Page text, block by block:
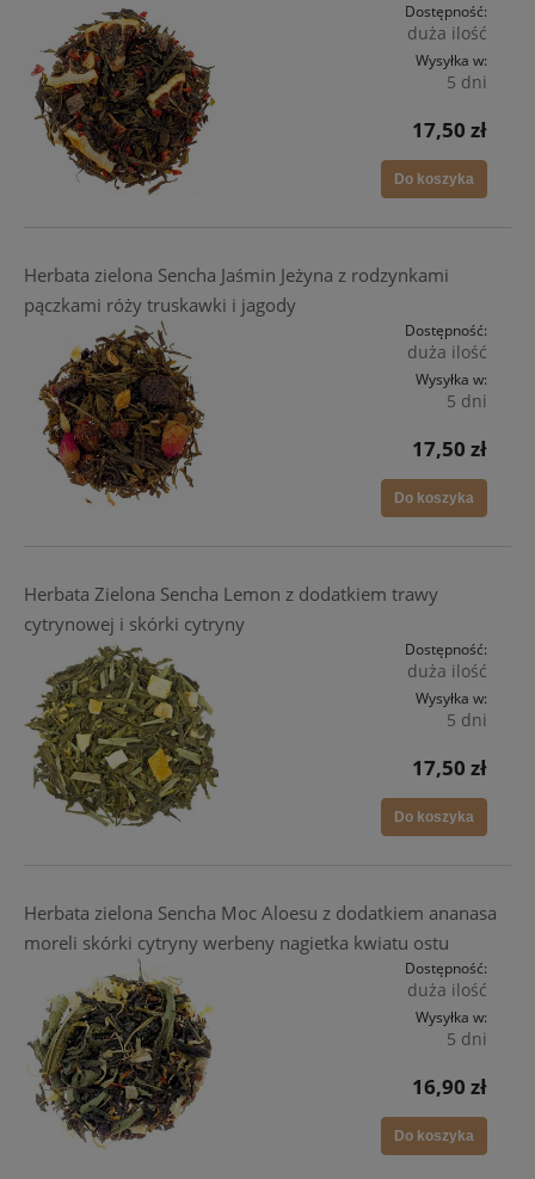
Dostępność:
duża ilość
Wysyłka w:
5 dni
17,50 zł
Do koszyka
Herbata zielona Sencha Jaśmin Jeżyna z rodzynkami
pączkami róży truskawki i jagody
Dostępność:
duża ilość
Wysyłka w:
5 dni
17,50 zł
Do koszyka
Herbata Zielona Sencha Lemon z dodatkiem trawy
cytrynowej i skórki cytryny
Dostępność:
duża ilość
Wysyłka w:
5 dni
17,50 zł
Do koszyka
Herbata zielona Sencha Moc Aloesu z dodatkiem ananasa
moreli skórki cytryny werbeny nagietka kwiatu ostu
Dostępność:
duża ilość
Wysyłka w:
5 dni
16,90 zł
Do koszyka